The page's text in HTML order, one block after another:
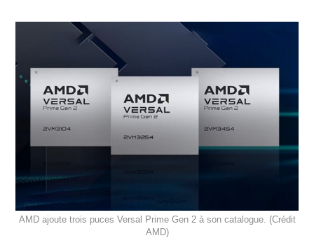
AMD ajoute trois puces Versal Prime Gen 2 à son catalogue. (Crédit
AMD)